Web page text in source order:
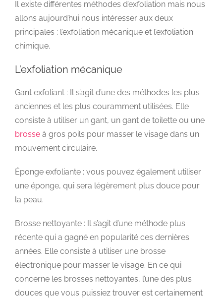
Il existe différentes méthodes d’exfoliation mais nous
allons aujourd’hui nous intéresser aux deux
principales : l’exfoliation mécanique et l’exfoliation
chimique.
L’exfoliation mécanique
Gant exfoliant : Il s’agit d’une des méthodes les plus
anciennes et les plus couramment utilisées. Elle
consiste à utiliser un gant, un gant de toilette ou une
brosse à gros poils pour masser le visage dans un
mouvement circulaire.
Éponge exfoliante : vous pouvez également utiliser
une éponge, qui sera légèrement plus douce pour
la peau.
Brosse nettoyante : Il s’agit d’une méthode plus
récente qui a gagné en popularité ces dernières
années. Elle consiste à utiliser une brosse
électronique pour masser le visage. En ce qui
concerne les brosses nettoyantes, l’une des plus
douces que vous puissiez trouver est certainement